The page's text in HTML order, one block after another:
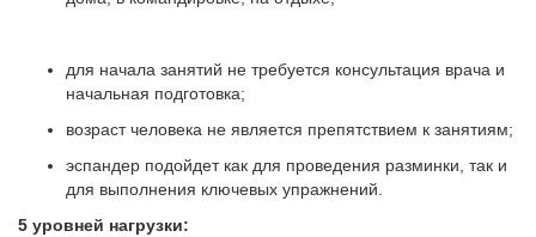
для начала занятий не требуется консультация врача и
начальная подготовка;
возраст человека не является препятствием к занятиям;
эспандер подойдет как для проведения разминки, так и
для выполнения ключевых упражнений.
5 уровней нагрузки: